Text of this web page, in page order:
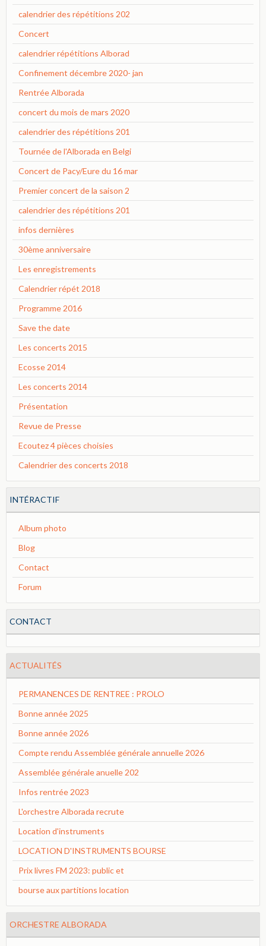
calendrier des répétitions 202
Concert
calendrier répétitions Alborad
Confinement décembre 2020- jan
Rentrée Alborada
concert du mois de mars 2020
calendrier des répétitions 201
Tournée de l'Alborada en Belgi
Concert de Pacy/Eure du 16 mar
Premier concert de la saison 2
calendrier des répétitions 201
infos dernières
30ème anniversaire
Les enregistrements
Calendrier répét 2018
Programme 2016
Save the date
Les concerts 2015
Ecosse 2014
Les concerts 2014
Présentation
Revue de Presse
Ecoutez 4 pièces choisies
Calendrier des concerts 2018
INTÉRACTIF
Album photo
Blog
Contact
Forum
CONTACT
ACTUALITÉS
PERMANENCES DE RENTREE : PROLO
Bonne année 2025
Bonne année 2026
Compte rendu Assemblée générale annuelle 2026
Assemblée générale anuelle 202
Infos rentrée 2023
L'orchestre Alborada recrute
Location d'instruments
LOCATION D'INSTRUMENTS BOURSE
Prix livres FM 2023: public et
bourse aux partitions location
ORCHESTRE ALBORADA